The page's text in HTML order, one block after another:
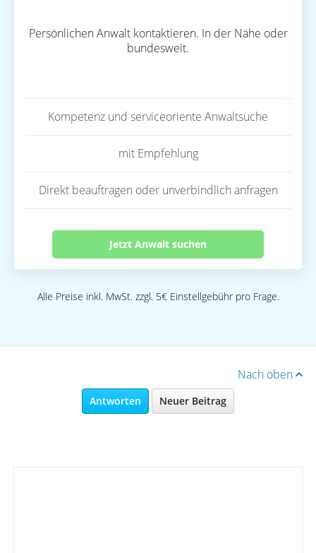
Persönlichen Anwalt kontaktieren. In der Nähe oder
bundesweit.
Kompetenz und serviceoriente Anwaltsuche
mit Empfehlung
Direkt beauftragen oder unverbindlich anfragen
Jetzt Anwalt suchen
Alle Preise inkl. MwSt. zzgl. 5€ Einstellgebühr pro Frage.
Nach oben
Antworten Neuer Beitrag